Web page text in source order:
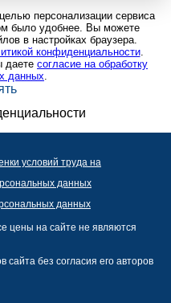
персонализации сервиса
было удобнее. Вы можете
в настройках браузера.
конфиденциальности.
даете согласие на обработку
данных.
условий труда на
данных
данных
цены на сайте не являются
без согласия его авторов